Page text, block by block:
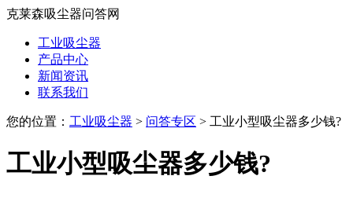
克莱森吸尘器问答网
工业吸尘器
产品中心
新闻资讯
联系我们
您的位置： 工业吸尘器 > 问答专区 > 工业小型吸尘器多少钱?
工业小型吸尘器多少钱?